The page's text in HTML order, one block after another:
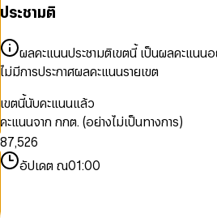
ประชามติ
ผลคะแนนประชามติเขตนี้ เป็นผลคะแนนอ
ไม่มีการประกาศผลคะแนนรายเขต
เขตนี้นับคะแนนแล้ว
คะแนนจาก กกต. (อย่างไม่เป็นทางการ)
0
1
2
3
4
5
6
7
8
9
0
1
2
3
4
5
6
7
8
9
,
0
1
2
3
4
5
6
7
0
1
2
3
4
0
1
2
3
4
5
6
7
8
อัปเดต ณ01:00